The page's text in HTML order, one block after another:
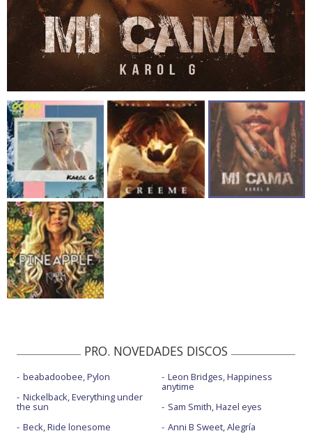
PRO. NOVEDADES DISCOS
beabadoobee, Pylon
Nickelback, Everything under
the sun
Beck, Ride lonesome
Leon Bridges, Happiness
anytime
Sam Smith, Hazel eyes
Anni B Sweet, Alegría